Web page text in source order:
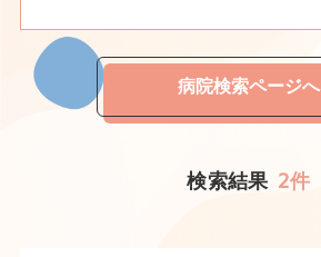
病院検索ページへ
検索結果 2件